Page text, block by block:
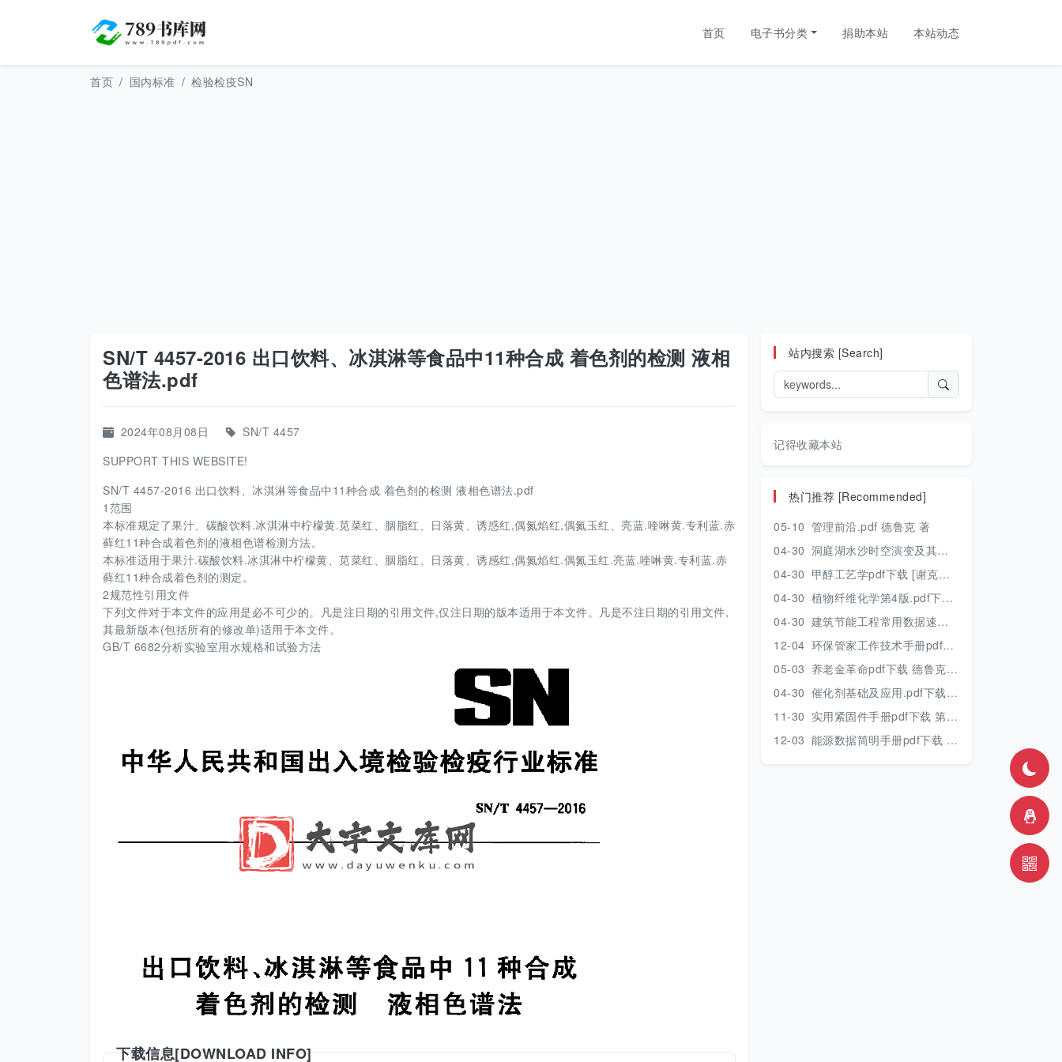
首页 电子书分类 捐助本站 本站动态
首页 国内标准 检验检疫SN
SN/T 4457-2016 出口饮料、冰淇淋等食品中11种合成 着色剂的检测 液相
色谱法.pdf
2024年08月08日
SN/T 4457
SUPPORT THIS WEBSITE!
SN/T 4457-2016 出口饮料、冰淇淋等食品中11种合成 着色剂的检测 液相色谱法.pdf
1范围
本标准规定了果汁、碳酸饮料.冰淇淋中柠檬黄.苋菜红、胭脂红、日落黄、诱惑红,偶氮焰红,偶氮玉红、亮蓝.喹啉黄.专利蓝.赤
藓红11种合成着色剂的液相色谱检测方法。
本标准适用于果汁.碳酸饮料.冰淇淋中柠檬黄、苋菜红、胭脂红、日落黄、诱感红,偶氮焰红.偶氮玉红.亮蓝.喹啉黄.专利蓝.赤
藓红11种合成着色剂的测定。
2规范性引用文件
下列文件对于本文件的应用是必不可少的。凡是注日期的引用文件,仅注日期的版本适用于本文件。凡是不注日期的引用文件,
其最新版本(包括所有的修改单)适用于本文件。
GB/T 6682分析实验室用水规格和试验方法
下载信息[DOWNLOAD INFO]
站内搜索 [Search]
记得收藏本站
热门推荐 [Recommended]
05-10 管理前沿.pdf 德鲁克 著
04-30 洞庭湖水沙时空演变及其对水资源安全的影响研究.pdf 胡光伟 著 2017年版
04-30 甲醇工艺学pdf下载 [谢克昌 房鼎业主编] 2010年版
04-30 植物纤维化学第4版.pdf下载 [裴继诚主编] 2012年版
04-30 建筑节能工程常用数据速查手册.pdf下载 [陈慢勤著] 2010年版
12-04 环保管家工作技术手册pdf下载 2019年版
05-03 养老金革命pdf下载 德鲁克 著
04-30 催化剂基础及应用.pdf下载 [季生福 张谦温 赵彬侠编] 2011年版
11-30 实用紧固件手册pdf下载 第三版 2018年版
12-03 能源数据简明手册pdf下载 2017版